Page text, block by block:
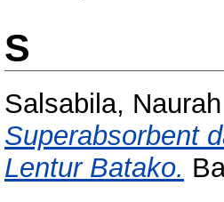
S
Salsabila, Naurah
Superabsorbent
Lentur Batako.